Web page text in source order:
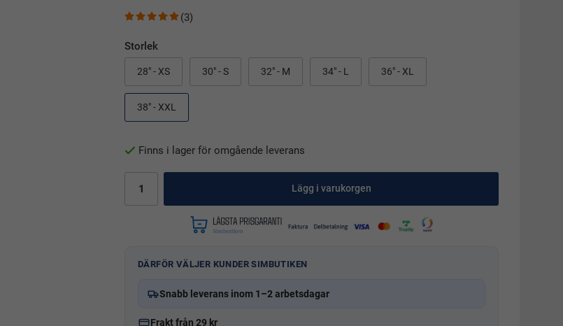
(3)
Storlek
28" - XS 30" - S 32" - M 34" - L 36" - XL
38" - XXL
Finns i lager för omgående leverans
Lägg i varukorgen
DÄRFÖR VÄLJER KUNDER SIMBUTIKEN
Snabb leverans inom 1–2 arbetsdagar
Frakt från 29 kr